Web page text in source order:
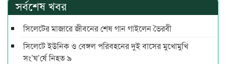
সর্বশেষ খবর
সিলেটের মাজারে জীবনের শেষ গান গাইলেন ভৈরবী
সিলেটে ইউনিক ও বেঙ্গল পরিবহনের দুই বাসের মুখোমুখি
সং’ঘ’র্ষে নিহত ৯